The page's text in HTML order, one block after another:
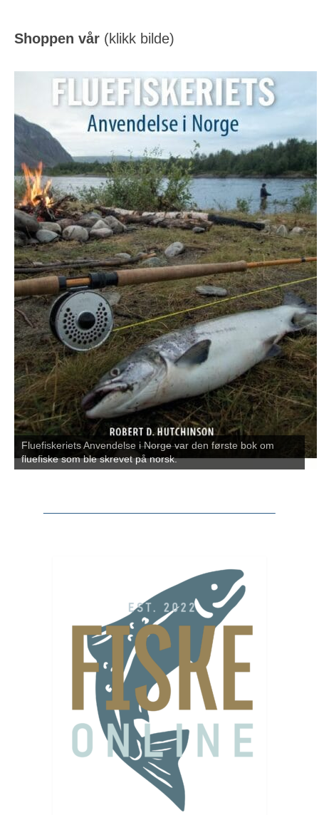
Shoppen vår (klikk bilde)
Fluefiskeriets Anvendelse i Norge var den første bok om
fluefiske som ble skrevet på norsk.